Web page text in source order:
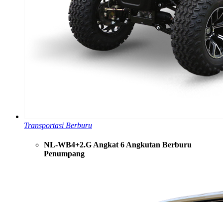
Transportasi Berburu
NL-WB4+2.G Angkat 6 Angkutan Berburu
Penumpang